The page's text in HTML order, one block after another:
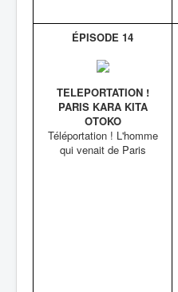
ÉPISODE 14
TELEPORTATION !
PARIS KARA KITA
OTOKO
Téléportation ! L'homme
qui venait de Paris